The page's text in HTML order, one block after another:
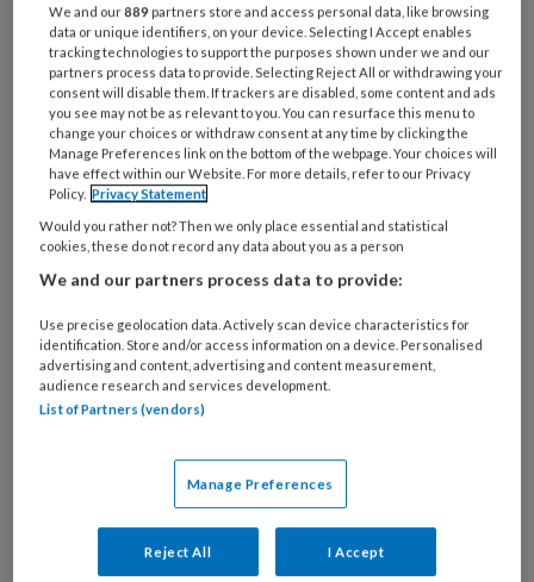
het landelijk gemiddelde. Griep, verkoudheid en
andere virusinfecties zijn de meest genoemde
redenen. Op twee staan psychische klachten,
overspannenheid en burn-out. Dit meldt het
Centraal Bureau voor de Statistiek (CBS).
6 AUGUSTUS 2026 ACHTERGROND
PEDAGOGISCH
We and our889 partners store and access personal data, like browsing
data or unique identifiers, on your device. Selecting I Accept enables
tracking technologies to support the purposes shown under we and our
partners process data to provide. Selecting Reject All or withdrawing your
consent will disable them. If trackers are disabled, some content and ads
you see may not be as relevant to you. You can resurface this menu to
change your choices or withdraw consent at any time by clicking the
Manage Preferences link on the bottom of the webpage. Your choices will
have effect within our Website. For more details, refer to our Privacy
Policy. Privacy Statement
Would you rather not? Then we only place essential and statistical
cookies, these do not record any data about you as a person
We and our partners process data to provide:
Use precise geolocation data. Actively scan device characteristics for
identification. Store and/or access information on a device. Personalised
advertising and content, advertising and content measurement,
audience research and services development.
List of Partners (vendors)
Manage Preferences
Reject All I Accept